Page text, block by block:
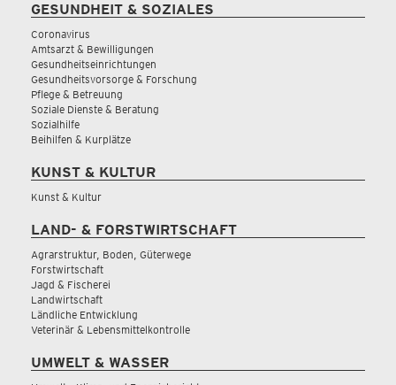
GESUNDHEIT & SOZIALES
Coronavirus
Amtsarzt & Bewilligungen
Gesundheitseinrichtungen
Gesundheitsvorsorge & Forschung
Pflege & Betreuung
Soziale Dienste & Beratung
Sozialhilfe
Beihilfen & Kurplätze
KUNST & KULTUR
Kunst & Kultur
LAND- & FORSTWIRTSCHAFT
Agrarstruktur, Boden, Güterwege
Forstwirtschaft
Jagd & Fischerei
Landwirtschaft
Ländliche Entwicklung
Veterinär & Lebensmittelkontrolle
UMWELT & WASSER